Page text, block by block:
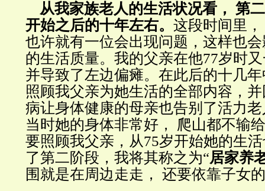
从我家族老人的生活状况看， 第
开始之后的十年左右。 这段时间里
也许就有一位会出现问题，这样也
的生活质量。我的父亲在他77岁时
并导致了左边偏瘫。在此后的十几
照顾我父亲为她生活的全部内容，
病让身体健康的母亲也告别了活力
当时她的身体非常好， 爬山都不输
要照顾我父亲，从75岁开始她的生
了第二阶段，我将其称之为“居家养
围就是在周边走走， 还要依靠子女